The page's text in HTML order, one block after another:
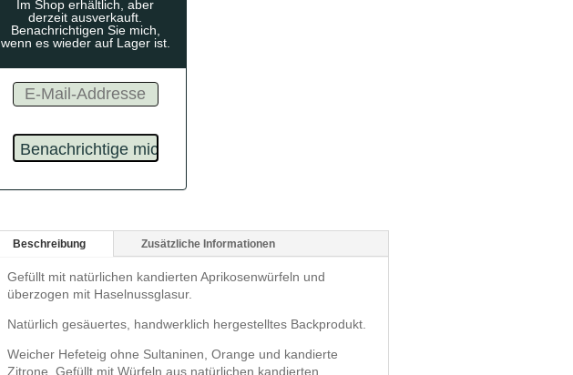
Im Shop erhältlich, aber
derzeit ausverkauft.
Benachrichtigen Sie mich,
wenn es wieder auf Lager ist.
Beschreibung Zusätzliche Informationen
Gefüllt mit natürlichen kandierten Aprikosenwürfeln und
überzogen mit Haselnussglasur.
Natürlich gesäuertes, handwerklich hergestelltes Backprodukt.
Weicher Hefeteig ohne Sultaninen, Orange und kandierte
Zitrone. Gefüllt mit Würfeln aus natürlichen kandierten